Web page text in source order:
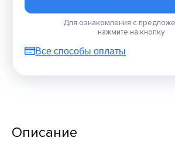
Для ознакомления с
нажмите на кнопку
Все способы оплаты
Описание